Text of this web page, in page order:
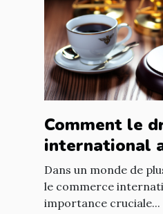
Comment le
international
accords
Dans un monde de
le commerce
importance cruciale...